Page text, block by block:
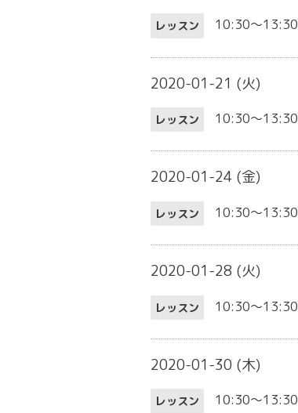
レッスン 10:30～13:30
2020-01-21 (火)
レッスン 10:30～13:30
2020-01-24 (金)
レッスン 10:30～13:30
2020-01-28 (火)
レッスン 10:30～13:30
2020-01-30 (木)
レッスン 10:30～13:30